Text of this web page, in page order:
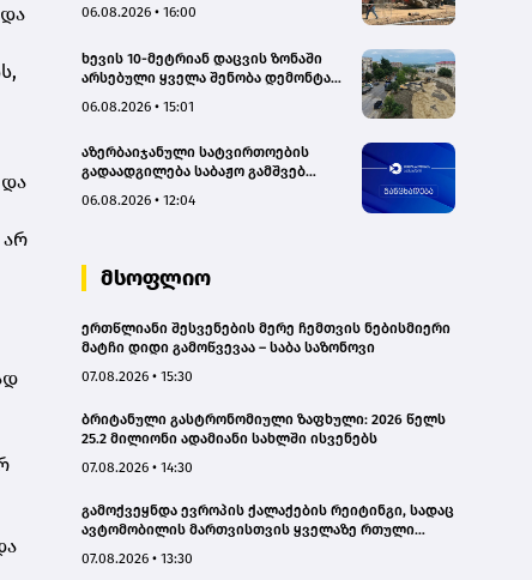
არ
ახლოს იმოძრავა, რამაც ნიადაგის
გამოიწვია, გადაბრუნდა
ავტომანქანა - თვითმცლელში
იმყოფებოდა მცირეწლოვანი ბავშვი
06.08.2026 • 16:00
ხევის 10-მეტრიან დაცვის ზონაში
არსებული ყველა შენობა დემონტაჟს
06.08.2026 • 15:01
აზერბაიჯანული სატვირთოების
გადაადგილება საბაჟო გამშვებ
მიმდინარეობს- შემოსავლების
06.08.2026 • 12:04
მსოფლიო
ერთწლიანი შესვენების მერე ჩემთვის ნებისმიერი
მატჩი დიდი გამოწვევაა – საბა საზონოვი
07.08.2026 • 15:30
ბრიტანული გასტრონომიული ზაფხული: 2026 წელს
25.2 მილიონი ადამიანი სახლში ისვენებს
07.08.2026 • 14:30
გამოქვეყნდა ევროპის ქალაქების რეიტინგი, სადაც
ავტომობილის მართვისთვის ყველაზე რთული
07.08.2026 • 13:30